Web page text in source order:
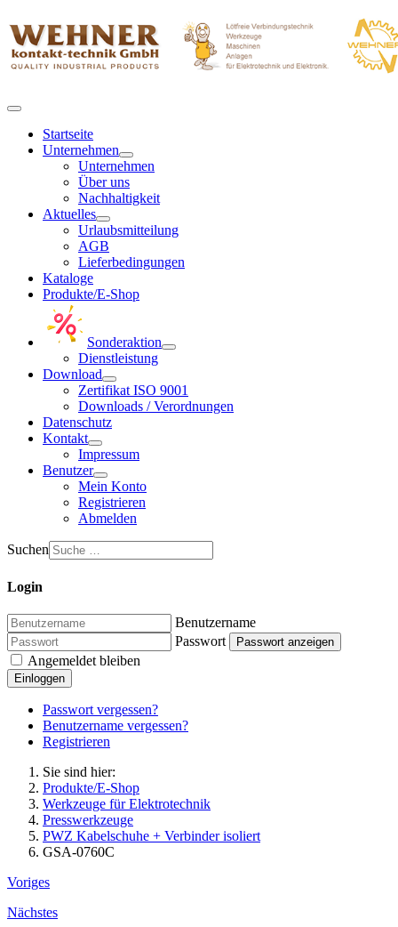
Startseite
Unternehmen
Unternehmen
Über uns
Nachhaltigkeit
Aktuelles
Urlaubsmitteilung
AGB
Lieferbedingungen
Kataloge
Produkte/E-Shop
Sonderaktion
Dienstleistung
Download
Zertifikat ISO 9001
Downloads / Verordnungen
Datenschutz
Kontakt
Impressum
Benutzer
Mein Konto
Registrieren
Abmelden
Suchen
Login
Benutzername
Passwort
Passwort anzeigen
Angemeldet bleiben
Einloggen
Passwort vergessen?
Benutzername vergessen?
Registrieren
Sie sind hier:
Produkte/E-Shop
Werkzeuge für Elektrotechnik
Presswerkzeuge
PWZ Kabelschuhe + Verbinder isoliert
GSA-0760C
Voriges
Nächstes